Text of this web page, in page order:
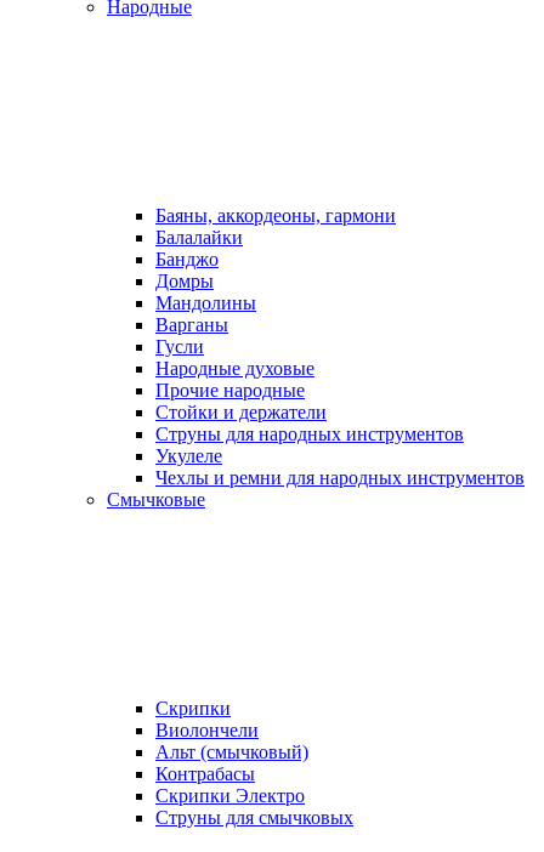
Народные
Баяны, аккордеоны, гармони
Балалайки
Банджо
Домры
Мандолины
Варганы
Гусли
Народные духовые
Прочие народные
Стойки и держатели
Струны для народных инструментов
Укулеле
Чехлы и ремни для народных инструментов
Смычковые
Скрипки
Виолончели
Альт (смычковый)
Контрабасы
Скрипки Электро
Струны для смычковых